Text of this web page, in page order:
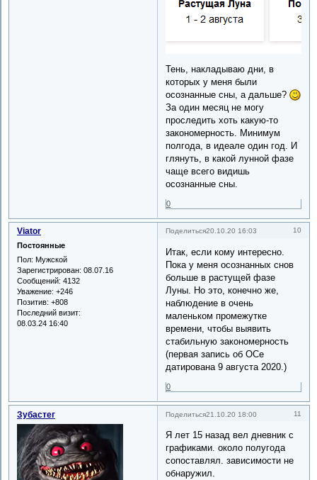
Тень, накладываю дни, в
которых у меня были
осознанные сны, а дальше?
За один месяц не могу
проследить хоть какую-то
закономерность. Минимум
полгода, в идеале один год. И
глянуть, в какой лунной фазе
чаще всего видишь
осознанные сны.
0
Поделиться 10
20.10.20 16:03
Viator
Постоянные
Пол: Мужской
Зарегистрирован: 08.07.16
Сообщений: 4132
Уважение: +246
Позитив: +808
Последний визит:
08.03.24 16:40
Итак, если кому интересно.
Пока у меня осознанных снов
больше в растущей фазе
Луны. Но это, конечно же,
наблюдение в очень
маленьком промежутке
времени, чтобы выявить
стабильную закономерность
(первая запись об ОСе
датирована 9 августа 2020.)
0
Поделиться 11
21.10.20 18:00
Зубастег
Я лет 15 назад вел дневник с
графиками. около полугода
сопоставлял. зависимости не
обнаружил.